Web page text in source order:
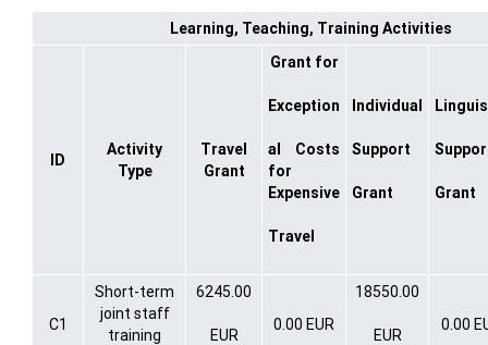
Learning, Teaching, Training Activities
ID
Activity
Type
Travel
Grant
Grant for
Exception
al Costs
for
Expensive
Travel
Individual
Support
Grant Grant
C1
Short-term
joint staff
training
6245.00
EUR
0.00 EUR
18550.00
EUR
0.00